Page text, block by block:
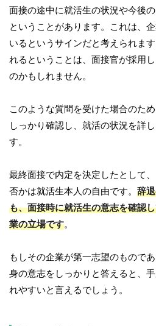
面接の途中に就活生の状況や今後
ということがあります。これは、
いるというサインだと考えられま
れるということは、面接官が採用
のかもしれません。
このような質問を受けた場合のた
しっかり確認し、就活の状況を詳
す。
最終面接で内定を決定したとして
否かは就活生本人の自由です。 辞
も、面接時に就活生の意志を確認
業の立場です。
もしその企業が第一志望のもので
身の意志をしっかりと答えると、
れやすいと言えるでしょう。